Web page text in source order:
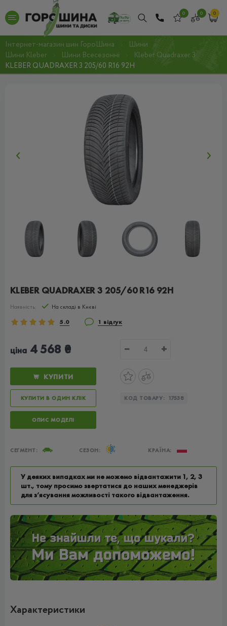
0 0 0
Інтернет-магазин шин ГороШина
Шини
Шини Kleber
Шини Всесезонні
Kleber Quadraxer 3
KLEBER QUADRAXER 3 205/60 R16 92H
KLEBER QUADRAXER 3 205/60 R16 92H
Наявність:
На складі в Києві
5.0
1 відгук
ціна 4 568 ₴ − +
КУПИТИ
КУПИТИ В ОДИН КЛІК КОД ТОВАРУ: 17538
ОПИС МОДЕЛІ
СЕГМЕНТ: СЕЗОН: КРАЇНА:
У деяких випадках ми не можемо відвантажити 1, 2, 3
шт., тому просимо звертатися до наших менеджерів
для з’ясування можливості такого відвантаження.
Характеристики